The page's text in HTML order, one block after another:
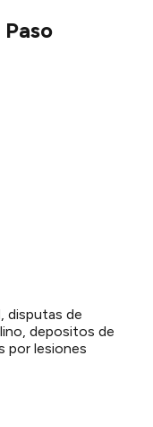
Paso
disputas de
depositos de
por lesiones